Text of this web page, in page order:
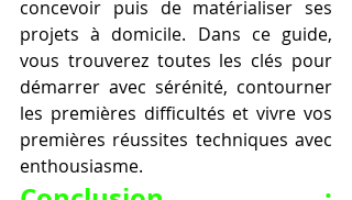
concevoir puis de matérialiser ses
projets à domicile. Dans ce guide,
vous trouverez toutes les clés pour
démarrer avec sérénité, contourner
les premières difficultés et vivre vos
premières réussites techniques avec
enthousiasme.